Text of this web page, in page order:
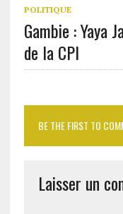
POLITIQUE
Gambie : Yaya
de la CPI
BE THE FIRST TO
Laisser un